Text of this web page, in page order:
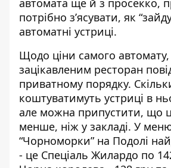
автомата ще й з просекко,
потрібно з’ясувати, як
автоматні устриці.
Щодо ціни самого автомату,
зацікавленим ресторан
приватному порядку.
коштуватимуть устриці в
але можна припустити, що
менше, ніж у закладі. У
“Чорноморки” на Подолі
- це Спеціаль Жилардо по